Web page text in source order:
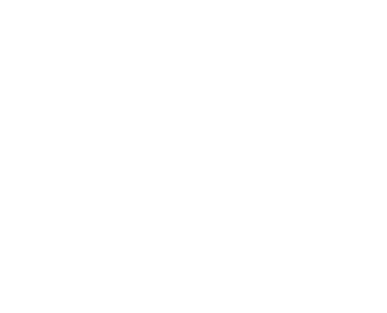
melegítheti fel kellemes
a praktikus alvázra, és biztosítson